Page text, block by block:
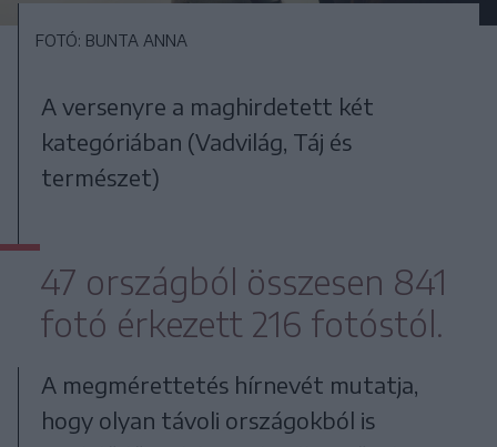
FOTÓ: BUNTA ANNA
A versenyre a maghirdetett két
kategóriában (Vadvilág, Táj és
természet)
47 országból összesen 841
fotó érkezett 216 fotóstól.
A megmérettetés hírnevét mutatja,
hogy olyan távoli országokból is